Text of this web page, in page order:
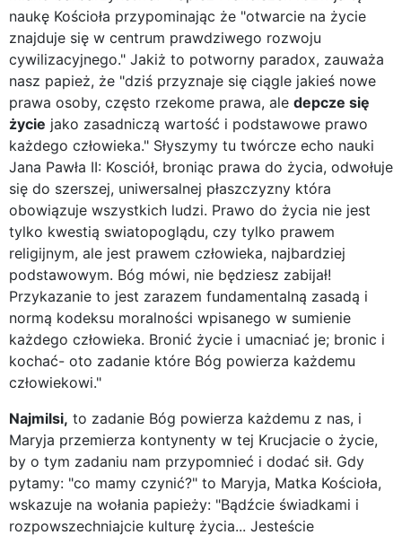
naukę Kościoła przypominając że "otwarcie na życie
znajduje się w centrum prawdziwego rozwoju
cywilizacyjnego." Jakiż to potworny paradox, zauważa
nasz papież, że "dziś przyznaje się ciągle jakieś nowe
prawa osoby, często rzekome prawa, ale depcze się
życie jako zasadniczą wartość i podstawowe prawo
każdego człowieka." Słyszymy tu twórcze echo nauki
Jana Pawła II: Kosciół, broniąc prawa do życia, odwołuje
się do szerszej, uniwersalnej płaszczyzny która
obowiązuje wszystkich ludzi. Prawo do życia nie jest
tylko kwestią swiatopoglądu, czy tylko prawem
religijnym, ale jest prawem człowieka, najbardziej
podstawowym. Bóg mówi, nie będziesz zabijał!
Przykazanie to jest zarazem fundamentalną zasadą i
normą kodeksu moralności wpisanego w sumienie
każdego człowieka. Bronić życie i umacniać je; bronic i
kochać- oto zadanie które Bóg powierza każdemu
człowiekowi."
Najmilsi, to zadanie Bóg powierza każdemu z nas, i
Maryja przemierza kontynenty w tej Krucjacie o życie,
by o tym zadaniu nam przypomnieć i dodać sił. Gdy
pytamy: "co mamy czynić?" to Maryja, Matka Kościoła,
wskazuje na wołania papieży: "Bądźcie świadkami i
rozpowszechniajcie kulturę życia... Jesteście